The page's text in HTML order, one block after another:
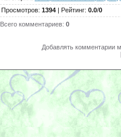
Просмотров: 1394 | Рейтинг: 0.0/0
Всего комментариев: 0
Добавлять комментарии